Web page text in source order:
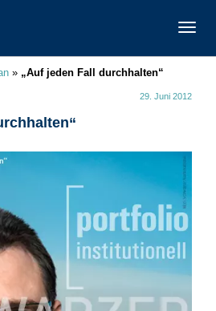
» „Auf jeden Fall durchhalten“
29. Juni 2012